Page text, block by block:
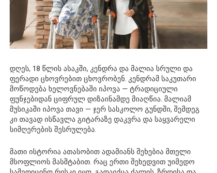
დღეს, 18 წლის ასაკში, კენდრა და მალია სრული და
ფერადი ცხოვრებით ცხოვრობენ. კენდრამ საკუთარი
მოწოდება ხელოვნებაში იპოვა — ტრადიციული
ფუნჯებიდან ციფრულ დიზაინამდე მიაღწია. მალიამ
მუსიკაში იპოვა თავი — ჯერ სასკოლო გუნდში, შემდეგ
კი თავად ისწავლა გიტარაზე დაკვრა და საყვარელი
სიმღერების შესრულება.
მათი ისტორია ათასობით ადამიანს შეხებია მთელი
მსოფლიოს მასშტაბით. რაც ერთი შეხედვით უიმედო